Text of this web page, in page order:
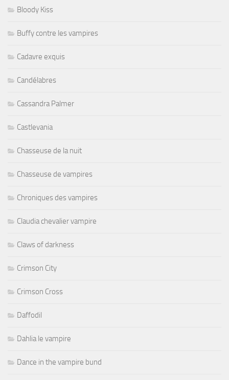
Bloody Kiss
Buffy contre les vampires
Cadavre exquis
Candélabres
Cassandra Palmer
Castlevania
Chasseuse de la nuit
Chasseuse de vampires
Chroniques des vampires
Claudia chevalier vampire
Claws of darkness
Crimson City
Crimson Cross
Daffodil
Dahlia le vampire
Dance in the vampire bund